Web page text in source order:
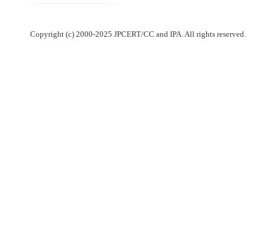
Copyright (c) 2000-2025 JPCERT/CC and IPA. All rights reserved.